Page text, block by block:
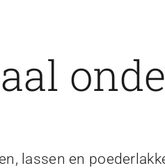
lassen en